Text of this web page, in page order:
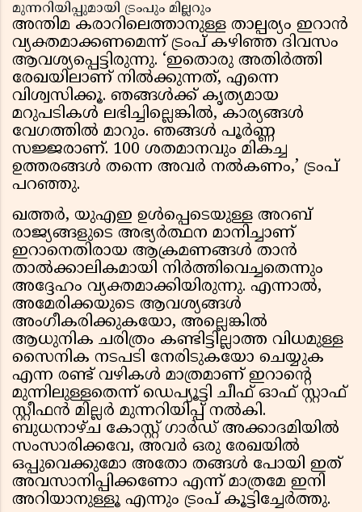
മുന്നറിയിപ്പുമായി ട്രംപും മില്ലറും
അന്തിമ കരാറിലെത്താനുള്ള താല്പര്യം ഇറാൻ
വ്യക്തമാക്കണമെന്ന് ട്രംപ് കഴിഞ്ഞ ദിവസം
ആവശ്യപ്പെട്ടിരുന്നു. ‘ഇതൊരു അതിർത്തി
രേഖയിലാണ് നിൽക്കുന്നത്, എന്നെ
വിശ്വസിക്കൂ. ഞങ്ങൾക്ക് കൃത്യമായ
മറുപടികൾ ലഭിച്ചില്ലെങ്കിൽ, കാര്യങ്ങൾ
വേഗത്തിൽ മാറും. ഞങ്ങൾ പൂർണ്ണ
സജ്ജരാണ്. 100 ശതമാനവും മികച്ച
ഉത്തരങ്ങൾ തന്നെ അവർ നൽകണം,’ ട്രംപ്
പറഞ്ഞു.
ഖത്തർ, യുഎഇ ഉൾപ്പെടെയുള്ള അറബ്
രാജ്യങ്ങളുടെ അഭ്യർത്ഥന മാനിച്ചാണ്
ഇറാനെതിരായ ആക്രമണങ്ങൾ താൻ
താൽക്കാലികമായി നിർത്തിവെച്ചതെന്നും
അദ്ദേഹം വ്യക്തമാക്കിയിരുന്നു. എന്നാൽ,
അമേരിക്കയുടെ ആവശ്യങ്ങൾ
അംഗീകരിക്കുകയോ, അല്ലെങ്കിൽ
ആധുനിക ചരിത്രം കണ്ടിട്ടില്ലാത്ത വിധമുള്ള
സൈനിക നടപടി നേരിടുകയോ ചെയ്യുക
എന്ന രണ്ട് വഴികൾ മാത്രമാണ് ഇറാൻ്റെ
മുന്നിലുള്ളതെന്ന് ഡെപ്യൂട്ടി ചീഫ് ഓഫ് സ്റ്റാഫ്
സ്റ്റീഫൻ മില്ലർ മുന്നറിയിപ്പ് നൽകി.
ബുധനാഴ്ച കോസ്റ്റ് ഗാർഡ് അക്കാദമിയിൽ
സംസാരിക്കവേ, അവർ ഒരു രേഖയിൽ
ഒപ്പുവെക്കുമോ അതോ തങ്ങൾ പോയി ഇത്
അവസാനിപ്പിക്കണോ എന്ന് മാത്രമേ ഇനി
അറിയാനുള്ളൂ എന്നും ട്രംപ് കൂട്ടിച്ചേർത്തു.